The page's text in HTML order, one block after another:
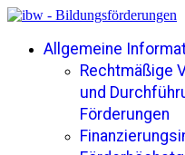
Allgemeine
Rechtmäßige
und
Förderungen